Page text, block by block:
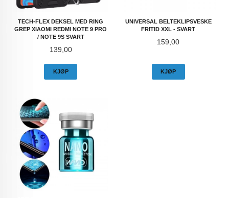
TECH-FLEX DEKSEL MED RING
GREP XIAOMI REDMI NOTE 9 PRO
/ NOTE 9S SVART
Pris
139,00
KJØP
UNIVERSAL BELTEKLIPSVESKE
FRITID XXL - SVART
Pris
159,00
KJØP